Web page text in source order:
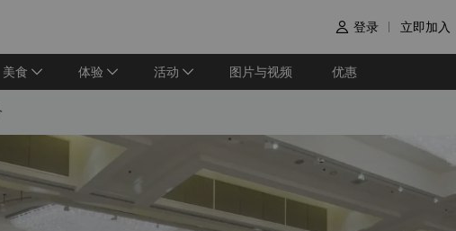
 登录 立即加入
美食 体验 活动 图片与视频 优惠